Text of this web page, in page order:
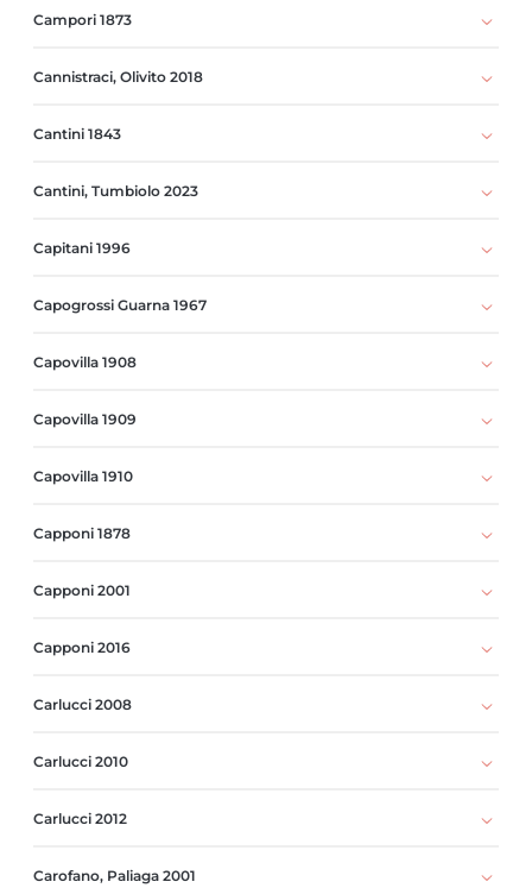
Campori 1873
Cannistraci, Olivito 2018
Cantini 1843
Cantini, Tumbiolo 2023
Capitani 1996
Capogrossi Guarna 1967
Capovilla 1908
Capovilla 1909
Capovilla 1910
Capponi 1878
Capponi 2001
Capponi 2016
Carlucci 2008
Carlucci 2010
Carlucci 2012
Carofano, Paliaga 2001